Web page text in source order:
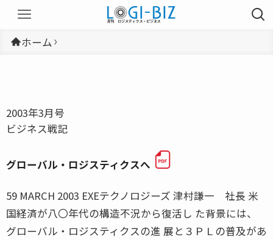
ホーム
2003年3月号
ビジネス戦記
グローバル・ロジスティクスへ
59 MARCH 2003 EXEテクノロジーズ 津村謙一 社長 米
国経済が八〇年代の構造不況から復活し た背景には、
グローバル・ロジスティクスの進 展と３ＰＬの普及があ